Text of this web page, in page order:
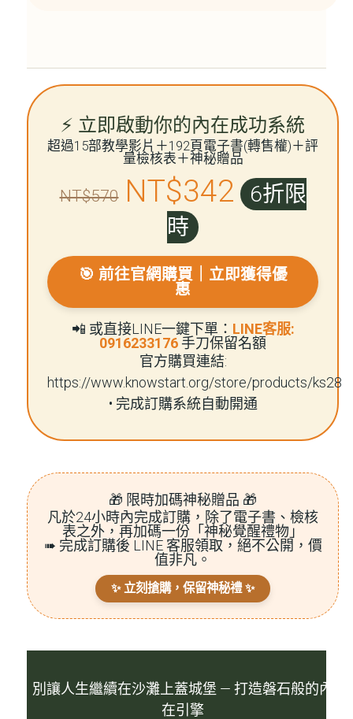
⚡ 立即啟動你的內在成功系統
超過15部教學影片＋192頁電子書(轉售權)＋評
量檢核表＋神秘贈品
NT$570 NT$342
6折限
時
🎯 前往官網購買｜立即獲得優
惠
📲 或直接LINE一鍵下單： LINE客服:
0916233176手刀保留名額
官方購買連結:
https://www.knowstart.org/store/products/ks28
• 完成訂購系統自動開通
🎁 限時加碼神秘贈品 🎁
凡於24小時內完成訂購，除了電子書、檢核
表之外，再加碼一份「神秘覺醒禮物 」
➠ 完成訂購後 LINE 客服領取，絕不公開，價
值非凡。
✨ 立刻搶購，保留神秘禮 ✨
別讓人生繼續在沙灘上蓋城堡 — 打造磐石般的內
在引擎